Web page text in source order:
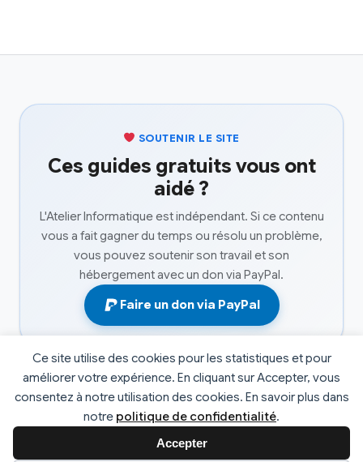
Ce site utilise des cookies pour les statistiques et pour
améliorer votre expérience. En cliquant sur Accepter, vous
consentez à notre utilisation des cookies. En savoir plus dans
notre politique de confidentialité.
Accepter
SOUTENIR LE SITE
Ces guides gratuits vous ont
aidé ?
L'Atelier Informatique est indépendant. Si ce contenu
vous a fait gagner du temps ou résolu un problème,
vous pouvez soutenir son travail et son
hébergement avec un don via PayPal.
Faire un don via PayPal
© 2026 L'atelier informatique. Tous droits réservés. |
Fabrice Faucheux